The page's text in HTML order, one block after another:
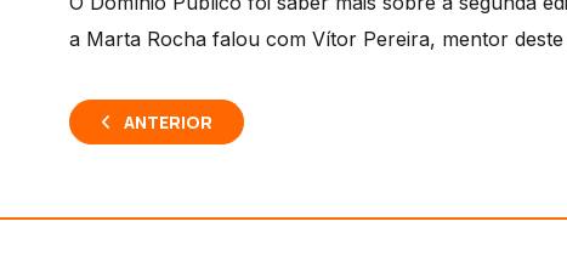
a Marta Rocha falou com Vítor Pereira, mentor deste
ANTERIOR